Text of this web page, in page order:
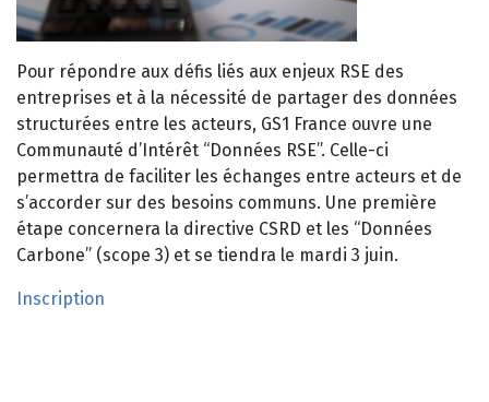
Pour répondre aux défis liés aux enjeux RSE des
entreprises et à la nécessité de partager des données
structurées entre les acteurs, GS1 France ouvre une
Communauté d’Intérêt “Données RSE”. Celle-ci
permettra de faciliter les échanges entre acteurs et de
s’accorder sur des besoins communs. Une première
étape concernera la directive CSRD et les “Données
Carbone” (scope 3) et se tiendra le mardi 3 juin.
Inscription